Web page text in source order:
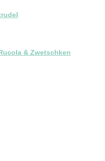
& Zwetschken